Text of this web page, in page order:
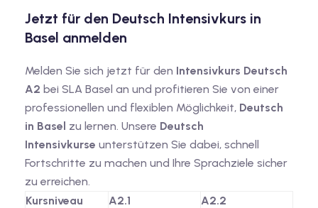
Jetzt für den Deutsch Intensivkurs in
Basel anmelden
Melden Sie sich jetzt für den Intensivkurs Deutsch
A2 bei SLA Basel an und profitieren Sie von einer
professionellen und flexiblen Möglichkeit, Deutsch
in Basel zu lernen. Unsere Deutsch
Intensivkurse unterstützen Sie dabei, schnell
Fortschritte zu machen und Ihre Sprachziele sicher
zu erreichen.
Kursniveau
A2.1 A2.2